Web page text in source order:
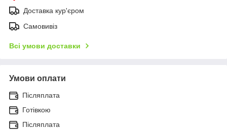
Доставка кур'єром
Самовивіз
Всі умови доставки
Умови оплати
Післяплата
Готівкою
Післяплата